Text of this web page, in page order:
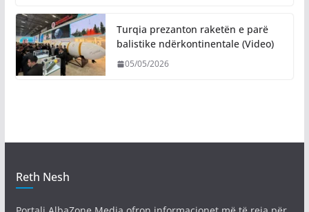
Turqia prezanton raketën e parë
balistike ndërkontinentale (Video)
05/05/2026
Reth Nesh